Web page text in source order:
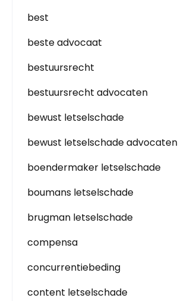
best
beste advocaat
bestuursrecht
bestuursrecht advocaten
bewust letselschade
bewust letselschade advocaten
boendermaker letselschade
boumans letselschade
brugman letselschade
compensa
concurrentiebeding
content letselschade